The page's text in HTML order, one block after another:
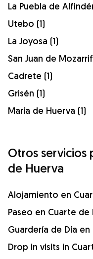
La Puebla de
Utebo (1)
La Joyosa (1)
San Juan de
Cadrete (1)
Grisén (1)
María de Huerva (1)
Otros servicios
de Huerva
Alojamiento en
Paseo en Cuarte de
Guardería de Día
Drop in visits in